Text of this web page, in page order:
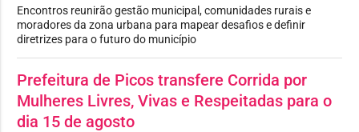
Encontros reunirão gestão municipal, comunidades rurais e
moradores da zona urbana para mapear desafios e definir
diretrizes para o futuro do município
Prefeitura de Picos transfere Corrida por
Mulheres Livres, Vivas e Respeitadas para o
dia 15 de agosto